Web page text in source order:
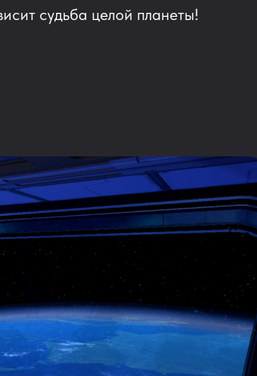
судьба целой планеты!